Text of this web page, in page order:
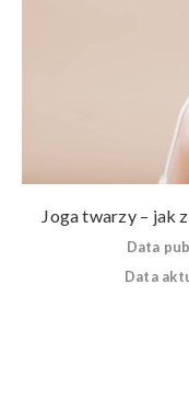
Joga twarzy – jak
Data
Data